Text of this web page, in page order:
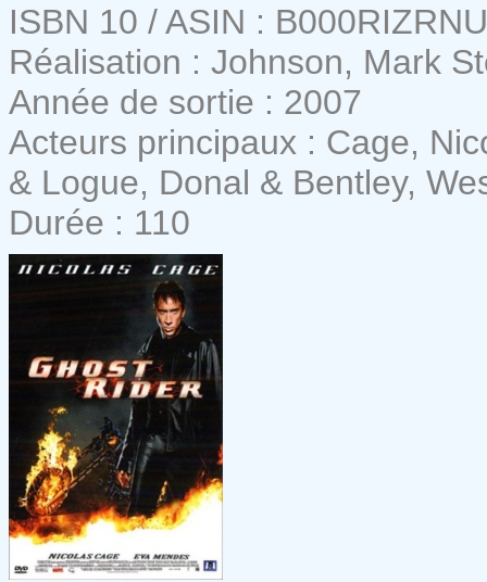
ISBN 10 / ASIN : B000RIZRNU
Réalisation : Johnson, Mark
Année de sortie : 2007
Acteurs principaux : Cage,
& Logue, Donal & Bentley,
Durée : 110